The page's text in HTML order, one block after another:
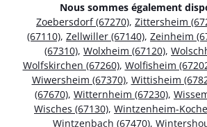
Nous sommes également
Zoebersdorf (67270), Zittersheim
(67110), Zellwiller (67140), Zeinheim
(67310), Wolxheim (67120),
Wolfskirchen (67260), Wolfisheim
Wiwersheim (67370), Wittisheim
(67670), Witternheim (67230),
Wisches (67130), Wintzenheim-
Wintzenbach (67470),